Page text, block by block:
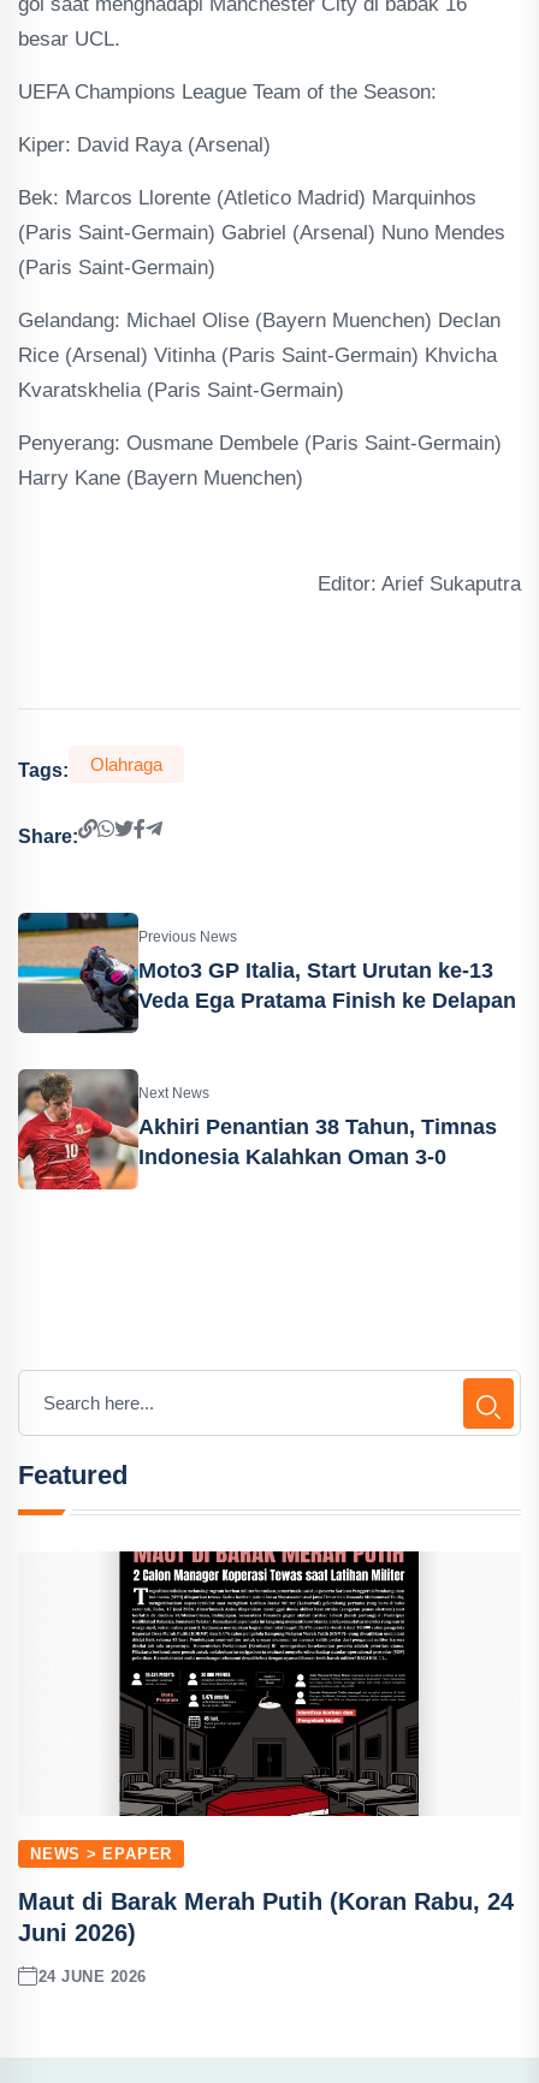
besar UCL.
UEFA Champions League Team of the Season:
Kiper: David Raya (Arsenal)
Bek: Marcos Llorente (Atletico Madrid) Marquinhos
(Paris Saint-Germain) Gabriel (Arsenal) Nuno Mendes
(Paris Saint-Germain)
Gelandang: Michael Olise (Bayern Muenchen) Declan
Rice (Arsenal) Vitinha (Paris Saint-Germain) Khvicha
Kvaratskhelia (Paris Saint-Germain)
Penyerang: Ousmane Dembele (Paris Saint-Germain)
Harry Kane (Bayern Muenchen)
Editor: Arief Sukaputra
Tags: Olahraga
Share:
Previous News
Moto3 GP Italia, Start Urutan ke-13
Veda Ega Pratama Finish ke Delapan
Next News
Akhiri Penantian 38 Tahun, Timnas
Indonesia Kalahkan Oman 3-0
Featured
NEWS > EPAPER
Maut di Barak Merah Putih (Koran Rabu, 24
Juni 2026)
24 JUNE 2026